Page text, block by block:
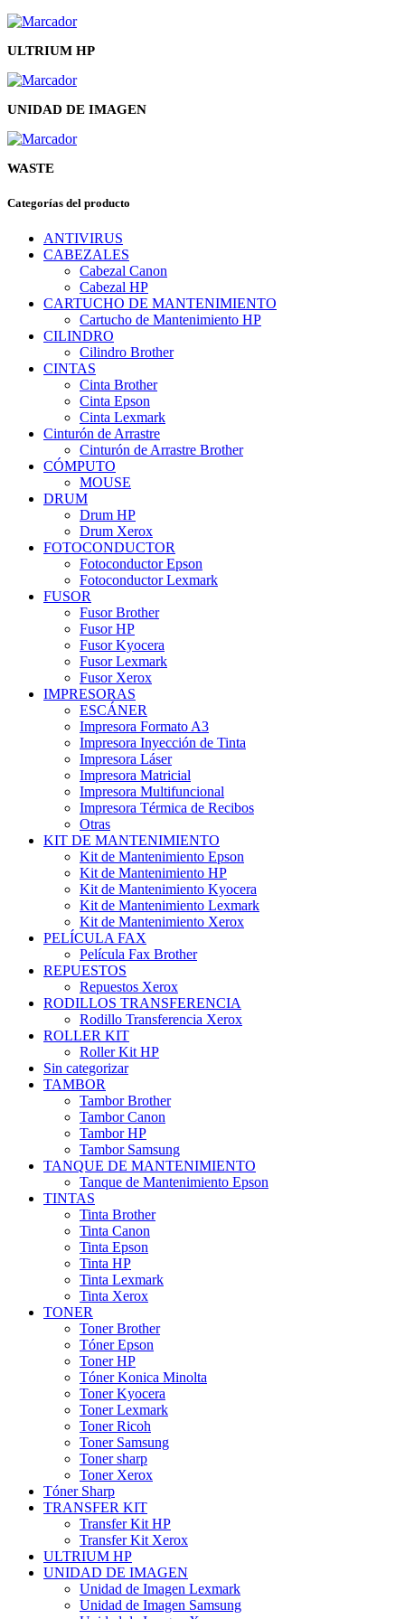
ULTRIUM HP
UNIDAD DE IMAGEN
WASTE
Categorías del producto
ANTIVIRUS
CABEZALES
Cabezal Canon
Cabezal HP
CARTUCHO DE MANTENIMIENTO
Cartucho de Mantenimiento HP
CILINDRO
Cilindro Brother
CINTAS
Cinta Brother
Cinta Epson
Cinta Lexmark
Cinturón de Arrastre
Cinturón de Arrastre Brother
CÓMPUTO
MOUSE
DRUM
Drum HP
Drum Xerox
FOTOCONDUCTOR
Fotoconductor Epson
Fotoconductor Lexmark
FUSOR
Fusor Brother
Fusor HP
Fusor Kyocera
Fusor Lexmark
Fusor Xerox
IMPRESORAS
ESCÁNER
Impresora Formato A3
Impresora Inyección de Tinta
Impresora Láser
Impresora Matricial
Impresora Multifuncional
Impresora Térmica de Recibos
Otras
KIT DE MANTENIMIENTO
Kit de Mantenimiento Epson
Kit de Mantenimiento HP
Kit de Mantenimiento Kyocera
Kit de Mantenimiento Lexmark
Kit de Mantenimiento Xerox
PELÍCULA FAX
Película Fax Brother
REPUESTOS
Repuestos Xerox
RODILLOS TRANSFERENCIA
Rodillo Transferencia Xerox
ROLLER KIT
Roller Kit HP
Sin categorizar
TAMBOR
Tambor Brother
Tambor Canon
Tambor HP
Tambor Samsung
TANQUE DE MANTENIMIENTO
Tanque de Mantenimiento Epson
TINTAS
Tinta Brother
Tinta Canon
Tinta Epson
Tinta HP
Tinta Lexmark
Tinta Xerox
TONER
Toner Brother
Tóner Epson
Toner HP
Tóner Konica Minolta
Toner Kyocera
Toner Lexmark
Toner Ricoh
Toner Samsung
Toner sharp
Toner Xerox
Tóner Sharp
TRANSFER KIT
Transfer Kit HP
Transfer Kit Xerox
ULTRIUM HP
UNIDAD DE IMAGEN
Unidad de Imagen Lexmark
Unidad de Imagen Samsung